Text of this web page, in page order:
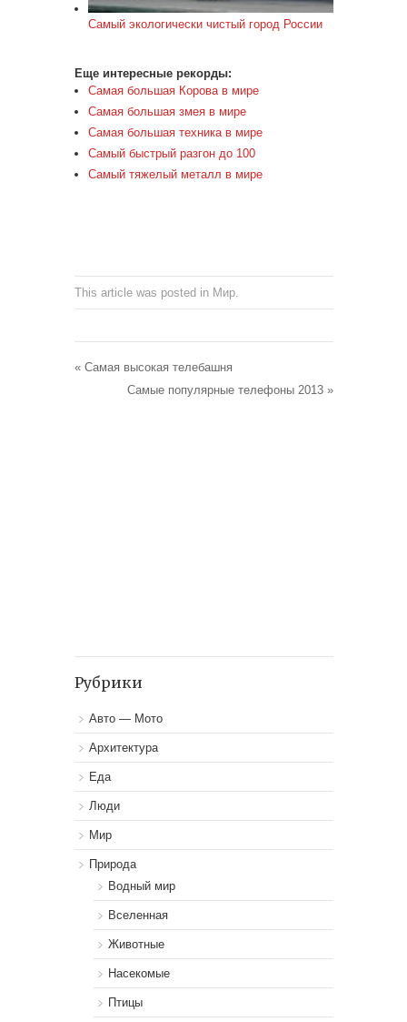
Самый экологически чистый город России
Еще интересные рекорды:
Самая большая Корова в мире
Самая большая змея в мире
Самая большая техника в мире
Самый быстрый разгон до 100
Самый тяжелый металл в мире
This article was posted in Мир.
«Самая высокая телебашня
Самые популярные телефоны 2013 »
Рубрики
Авто — Мото
Архитектура
Еда
Люди
Мир
Природа
Водный мир
Вселенная
Животные
Насекомые
Птицы